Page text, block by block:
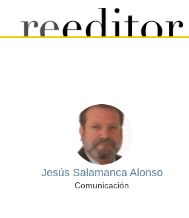
Jesús Salamanca Alonso
Comunicación